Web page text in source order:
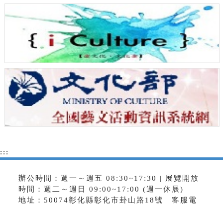
:::
辦公時間：週一～週五 08:30~17:30 | 展覽開放
時間：週二～週日 09:00~17:00 (週一休展)
地址：50074彰化縣彰化市卦山路18號 | 客服電